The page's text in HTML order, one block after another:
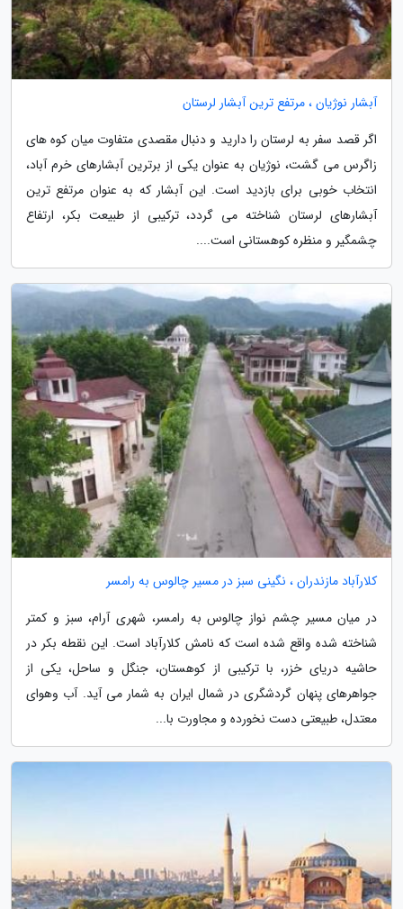
آبشار نوژیان ، مرتفع ترین آبشار لرستان
اگر قصد سفر به لرستان را دارید و دنبال مقصدی متفاوت میان کوه های
زاگرس می گشت، نوژیان به عنوان یکی از برترین آبشارهای خرم آباد،
انتخاب خوبی برای بازدید است. این آبشار که به عنوان مرتفع ترین
آبشارهای لرستان شناخته می گردد، ترکیبی از طبیعت بکر، ارتفاع
چشمگیر و منظره کوهستانی است....
کلارآباد مازندران ، نگینی سبز در مسیر چالوس به رامسر
در میان مسیر چشم نواز چالوس به رامسر، شهری آرام، سبز و کمتر
شناخته شده واقع شده است که نامش کلارآباد است. این نقطه بکر در
حاشیه دریای خزر، با ترکیبی از کوهستان، جنگل و ساحل، یکی از
جواهرهای پنهان گردشگری در شمال ایران به شمار می آید. آب وهوای
معتدل، طبیعتی دست نخورده و مجاورت با...